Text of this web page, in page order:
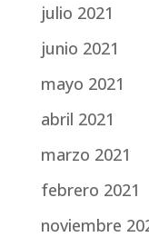
julio 2021
junio 2021
mayo 2021
abril 2021
marzo 2021
febrero 2021
noviembre